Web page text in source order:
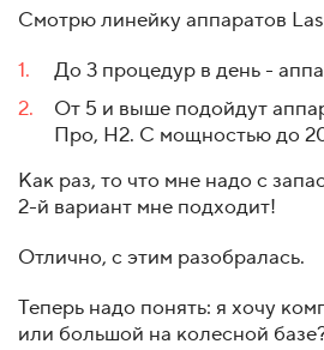
Смотрю линейку аппаратов
До 3 процедур в день -
От 5 и выше подойдут
Про, Н2. С мощностью до
Как раз, то что мне надо с
2-й вариант мне подходит!
Отлично, с этим разобралась.
Теперь надо понять: я хочу
или большой на колесной